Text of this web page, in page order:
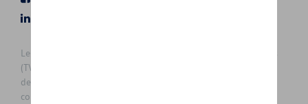
Les prix affichés sur le présent site sont des prix recommandés
(TVAc), hors éventuels frais de montage. Pour connaitre le prix
de vente actuel et les éventuels frais de montage, veuillez
contacter votre concessionnaire/agent. Les prix recommandés